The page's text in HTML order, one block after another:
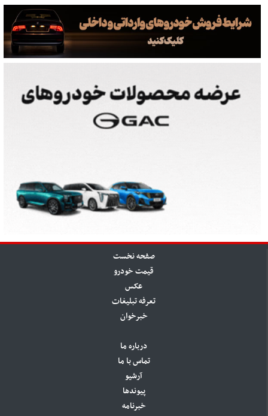
صفحه نخست
قیمت خودرو
عکس
تعرفه تبلیغات
خبرخوان
درباره ما
تماس با ما
آرشیو
پیوندها
خبرنامه